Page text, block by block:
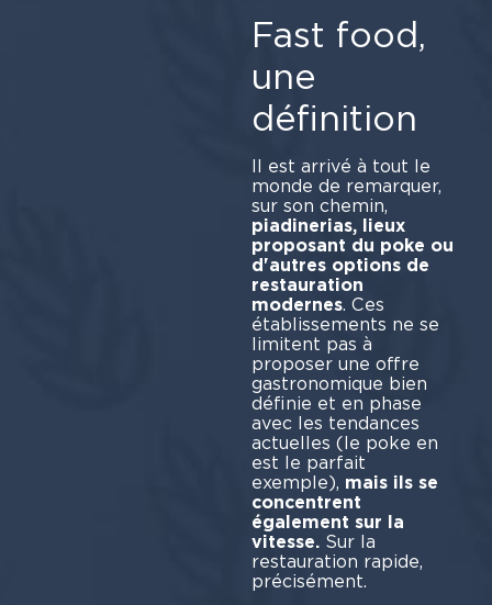
Fast food,
une
définition
Il est arrivé à tout le
monde de remarquer,
sur son chemin,
piadinerias, lieux
proposant du poke ou
d'autres options de
restauration
modernes. Ces
établissements ne se
limitent pas à
proposer une offre
gastronomique bien
définie et en phase
avec les tendances
actuelles (le poke en
est le parfait
exemple), mais ils se
concentrent
également sur la
vitesse. Sur la
restauration rapide,
précisément.